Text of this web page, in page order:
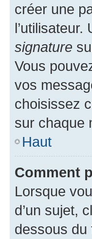
créer une
signature
Vous
vos
choisissez
sur chaque
Haut
Comment
Lorsque
d’un sujet,
dessous du